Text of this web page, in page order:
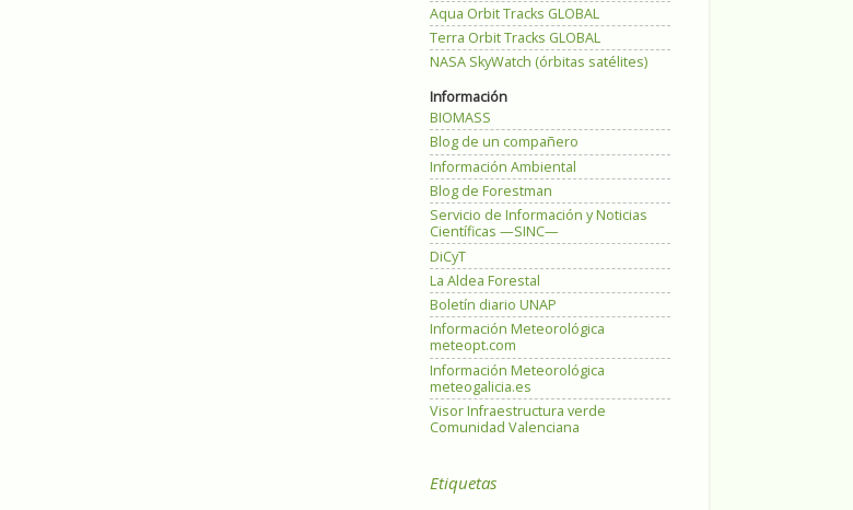
Aqua Orbit Tracks GLOBAL
Terra Orbit Tracks GLOBAL
NASA SkyWatch (órbitas satélites)
Información
BIOMASS
Blog de un compañero
Información Ambiental
Blog de Forestman
Servicio de Información y Noticias
Científicas —SINC—
DiCyT
La Aldea Forestal
Boletín diario UNAP
Información Meteorológica
meteopt.com
Información Meteorológica
meteogalicia.es
Visor Infraestructura verde
Comunidad Valenciana
Etiquetas